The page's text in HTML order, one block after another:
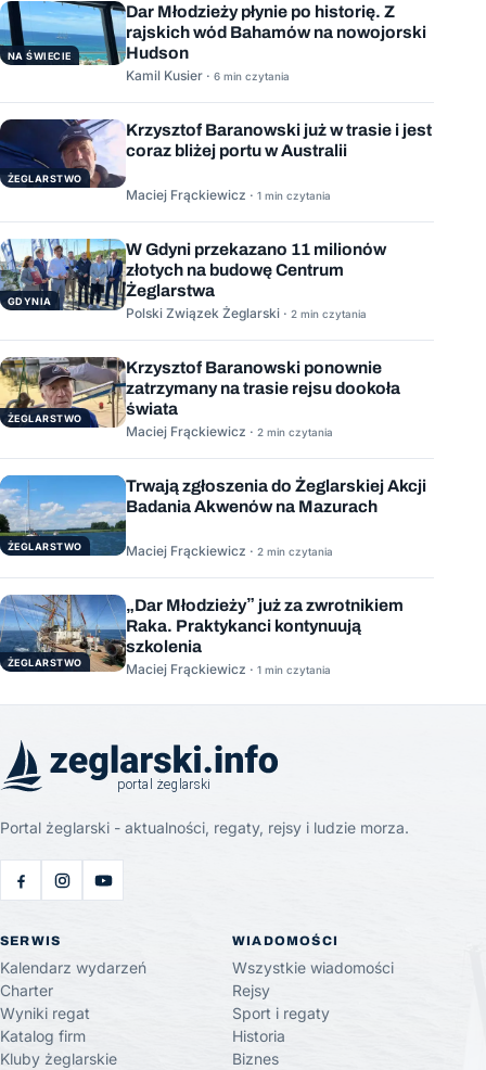
NA ŚWIECIE
Dar Młodzieży płynie po historię. Z
rajskich wód Bahamów na nowojorski
Hudson
Kamil Kusier · 6 min czytania
ŻEGLARSTWO
Krzysztof Baranowski już w trasie i jest
coraz bliżej portu w Australii
Maciej Frąckiewicz · 1 min czytania
GDYNIA
W Gdyni przekazano 11 milionów
złotych na budowę Centrum
Żeglarstwa
Polski Związek Żeglarski · 2 min czytania
ŻEGLARSTWO
Krzysztof Baranowski ponownie
zatrzymany na trasie rejsu dookoła
świata
Maciej Frąckiewicz · 2 min czytania
ŻEGLARSTWO
Trwają zgłoszenia do Żeglarskiej Akcji
Badania Akwenów na Mazurach
Maciej Frąckiewicz · 2 min czytania
ŻEGLARSTWO
„Dar Młodzieży” już za zwrotnikiem
Raka. Praktykanci kontynuują
szkolenia
Maciej Frąckiewicz · 1 min czytania
Portal żeglarski - aktualności, regaty, rejsy i ludzie morza.
SERWIS
Kalendarz wydarzeń
Charter
Wyniki regat
Katalog firm
Kluby żeglarskie
WIADOMOŚCI
Wszystkie wiadomości
Rejsy
Sport i regaty
Historia
Biznes